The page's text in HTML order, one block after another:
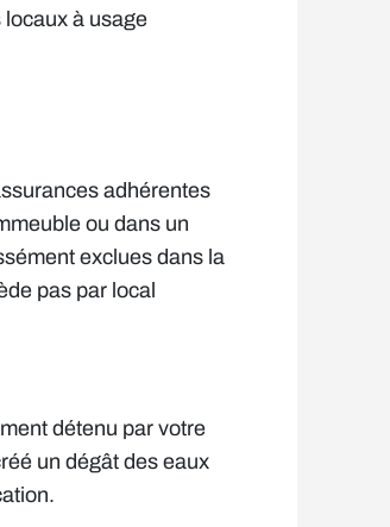
à usage
adhérentes
ou dans un
exclues dans la
pas par local
détenu par votre
un dégât des eaux